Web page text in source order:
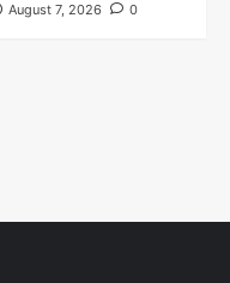
August 7, 2026
0